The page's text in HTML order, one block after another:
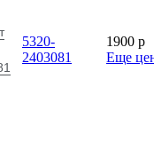
5320-
2403081
1900 p
Еще